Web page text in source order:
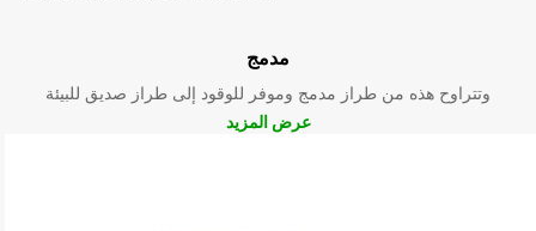
مدمج
وتتراوح هذه من طراز مدمج وموفر للوقود إلى طراز صديق للبيئة
عرض المزيد